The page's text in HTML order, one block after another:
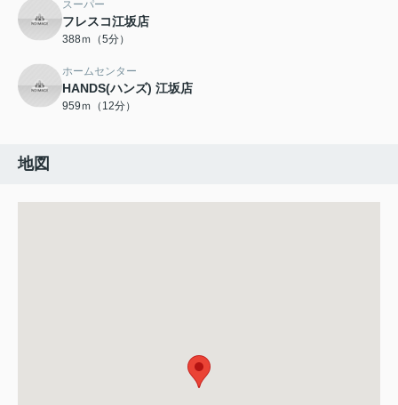
スーパー
フレスコ江坂店
388ｍ（5分）
ホームセンター
HANDS(ハンズ) 江坂店
959ｍ（12分）
地図